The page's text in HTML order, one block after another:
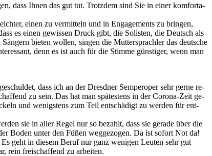
dass Ih­nen das gut tut. Trotz­dem sind Sie in ei­ner kom­for­ta­
ei­nen zu ver­mit­teln und in En­ga­ge­ments zu brin­gen,
es ei­nen ge­wis­sen Druck gibt, die So­lis­ten, die Deutsch als
bie­ten wol­len, sin­gen die Mut­ter­sprach­ler das deut­sche
denn es ist auch für die Stim­me güns­ti­ger, wenn man
dass ich an der Dresd­ner Sem­per­oper sehr ger­ne re­
zu sein. Das hat man spä­tes­tens in der Co­ro­na-Zeit ge­
und we­nigs­tens zum Teil ent­schä­digt zu wer­den für ent­
sie in al­ler Re­gel nur so be­zahlt, dass sie ge­ra­de über die
Bo­den un­ter den Fü­ßen weg­ge­zo­gen. Da ist so­fort Not da!
geht in die­sem Be­ruf nur ganz we­ni­gen Leu­ten sehr gut –
rein frei­schaf­fend zu arbeiten.